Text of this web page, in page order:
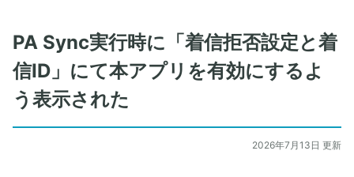
PA Sync実行時に「着信拒否設定と着
信ID」にて本アプリを有効にするよ
う表示された
2026年7月13日 更新